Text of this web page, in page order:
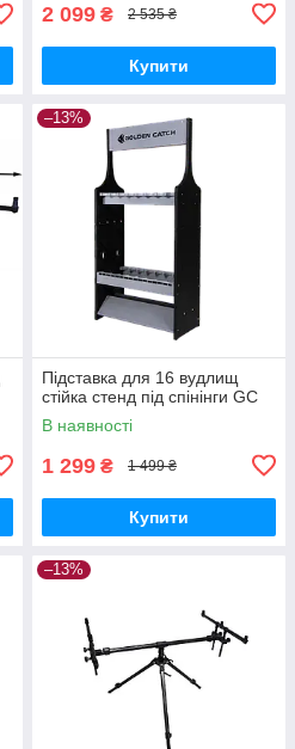
2 099 ₴ 2 535 ₴
Купити
–13%
Підставка для 16 вудлищ
стійка стенд під спінінги GC
В наявності
1 299 ₴ 1 499 ₴
Купити
–13%